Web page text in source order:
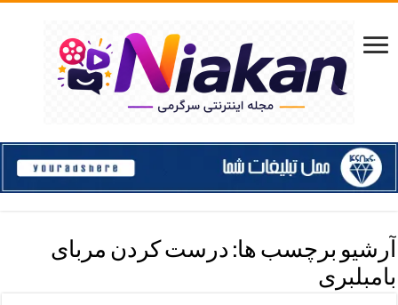
آرشیو برچسب ها: درست کردن مربای
بامبلبری